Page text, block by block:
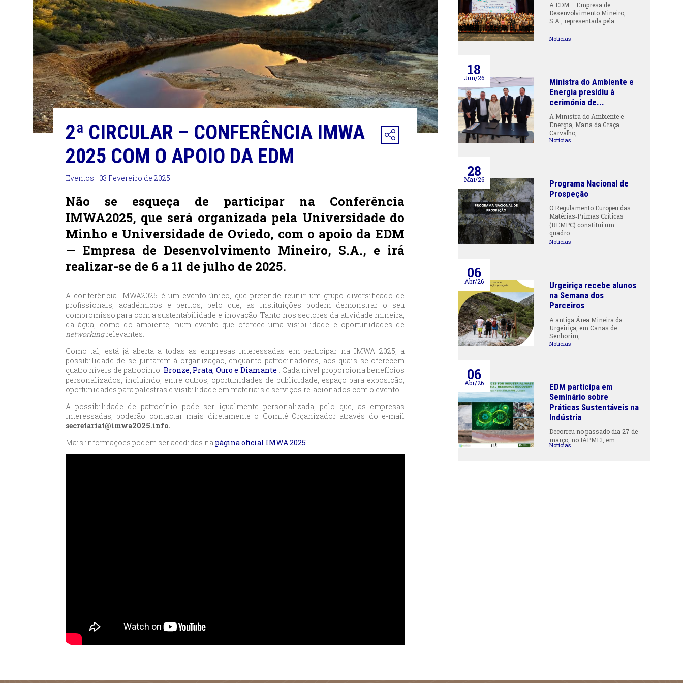
2ª CIRCULAR – CONFERÊNCIA IMWA
2025 COM O APOIO DA EDM
Eventos | 03 Fevereiro de 2025
Não se esqueça de participar na Conferência
IMWA2025, que será organizada pela Universidade do
Minho e Universidade de Oviedo, com o apoio da EDM
— Empresa de Desenvolvimento Mineiro, S.A., e irá
realizar-se de 6 a 11 de julho de 2025.
A conferência IMWA2025 é um evento único, que pretende reunir um grupo diversificado de
profissionais, académicos e peritos, pelo que, as instituições podem demonstrar o seu
compromisso para com a sustentabilidade e inovação. Tanto nos sectores da atividade mineira,
da água, como do ambiente, num evento que oferece uma visibilidade e oportunidades de
networkingrelevantes.
Como tal, está já aberta a todas as empresas interessadas em participar na IMWA 2025, a
possibilidade de se juntarem à organização, enquanto patrocinadores, aos quais se oferecem
quatro níveis de patrocínio: Bronze, Prata, Ouro e Diamante . Cada nível proporciona benefícios
personalizados, incluindo, entre outros, oportunidades de publicidade, espaço para exposição,
oportunidades para palestras e visibilidade em materiais e serviços relacionados com o evento.
A possibilidade de patrocínio pode ser igualmente personalizada, pelo que, as empresas
interessadas, poderão contactar mais diretamente o Comité Organizador através do e-mail
secretariat@imwa2025.info.
Mais informações podem ser acedidas na página oficial IMWA 2025
A EDM – Empresa de
Desenvolvimento Mineiro,
S.A., representada pela…
Notícias
18
Jun/26
Ministra do Ambiente e
Energia presidiu à
cerimónia de...
A Ministra do Ambiente e
Energia, Maria da Graça
Carvalho,…
Notícias
28
Mai/26
Programa Nacional de
Prospeção
O Regulamento Europeu das
Matérias‑Primas Críticas
(REMPC) constitui um
quadro…
Notícias
06
Abr/26
Urgeiriça recebe alunos
na Semana dos
Parceiros
A antiga Área Mineira da
Urgeiriça, em Canas de
Senhorim,…
Notícias
06
Abr/26
EDM participa em
Seminário sobre
Práticas Sustentáveis na
Indústria
Decorreu no passado dia 27 de
março, no IAPMEI, em…
Notícias